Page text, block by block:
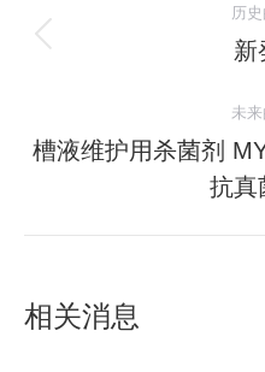
章
航
历
新
未
槽液维护用杀菌剂
抗真
相关消息